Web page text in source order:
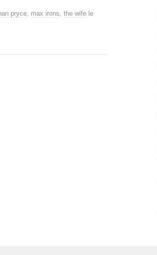
pryce max irons the wife le